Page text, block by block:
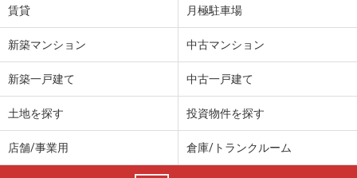
賃貸 月極駐車場
新築マンション 中古マンション
新築一戸建て 中古一戸建て
土地を探す 投資物件を探す
店舗/事業用 倉庫/トランクルーム